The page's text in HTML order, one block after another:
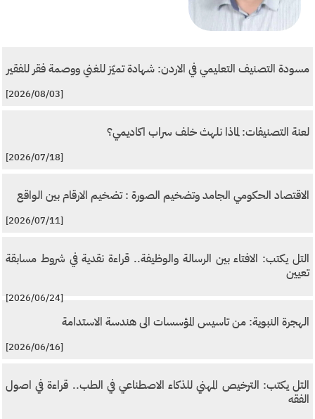
مسودة التصنيف التعليمي في الاردن: شهادة تميّز للغني ووصمة فقر للفقير
[2026/08/03]
لعنة التصنيفات: لماذا نلهث خلف سراب اكاديمي؟
[2026/07/18]
الاقتصاد الحكومي الجامد وتضخيم الصورة : تضخيم الارقام بين الواقع
[2026/07/11]
التل يكتب: الافتاء بين الرسالة والوظيفة.. قراءة نقدية في شروط مسابقة
تعيين
[2026/06/24]
الهجرة النبوية: من تاسيس المؤسسات الى هندسة الاستدامة
[2026/06/16]
التل يكتب: الترخيص المهني للذكاء الاصطناعي في الطب.. قراءة في اصول
الفقه